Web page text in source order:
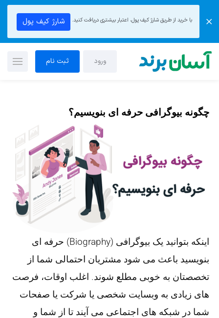
با خرید از طریق شارژ کیف پول، اعتبار بیشتری دریافت کنید. شارژ کیف پول
ورود ثبت نام
چگونه بیوگرافی حرفه ای بنویسیم؟
اینکه بتوانید یک بیوگرافی (Biography) حرفه ای
بنویسید باعث می شود مشتریان احتمالی شما از
تخصصتان به خوبی مطلع شوند. اغلب اوقات، فرصت
های زیادی به وبسایت شخصی یا شرکت یا صفحات
شما در شبکه های اجتماعی می آیند تا از شما و